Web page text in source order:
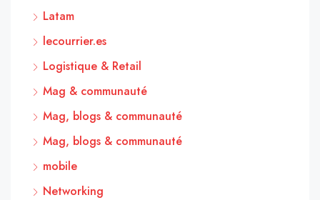
Latam
lecourrier.es
Logistique & Retail
Mag & communauté
Mag, blogs & communauté
Mag, blogs & communauté
mobile
Networking